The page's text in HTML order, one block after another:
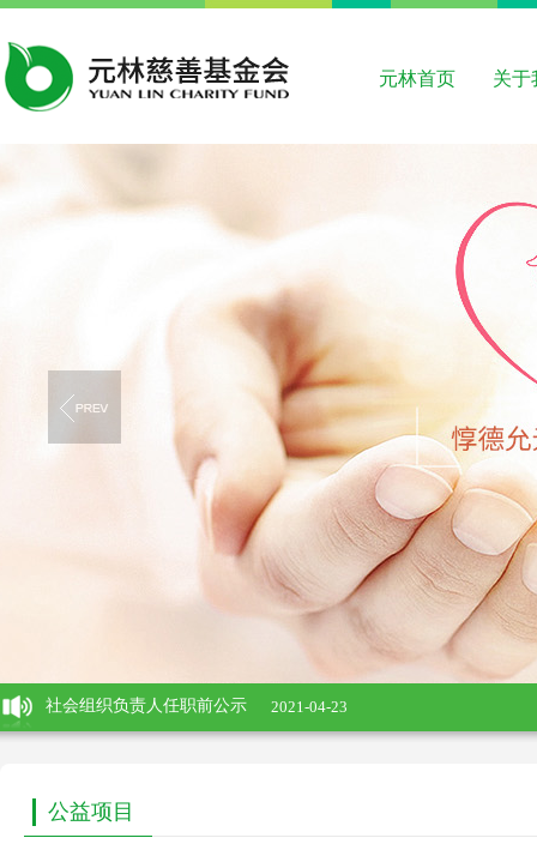
元林首页 关于
社会组织负责人任职前公示 2021-04-23
热烈祝贺江苏元林慈善基金会网站正式上线！
公益项目